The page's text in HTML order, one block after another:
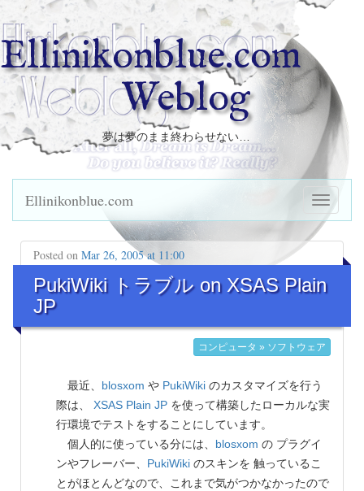
Ellinikonblue.com
Weblog
夢は夢のまま終わらせない…
Ellinikonblue.com
Posted on Mar 26, 2005 at 11:00
PukiWiki トラブル on XSAS Plain
JP
コンピュータ » ソフトウェア
最近、 blosxom や PukiWiki のカスタマイズを行う
際は、 XSAS Plain JP を使って構築したローカルな実
行環境でテストをすることにしています。
個人的に使っている分には、 blosxom の プラグイ
ンやフレーバー、 PukiWiki のスキンを 触っているこ
とがほとんどなので、これまで気がつかなかったので